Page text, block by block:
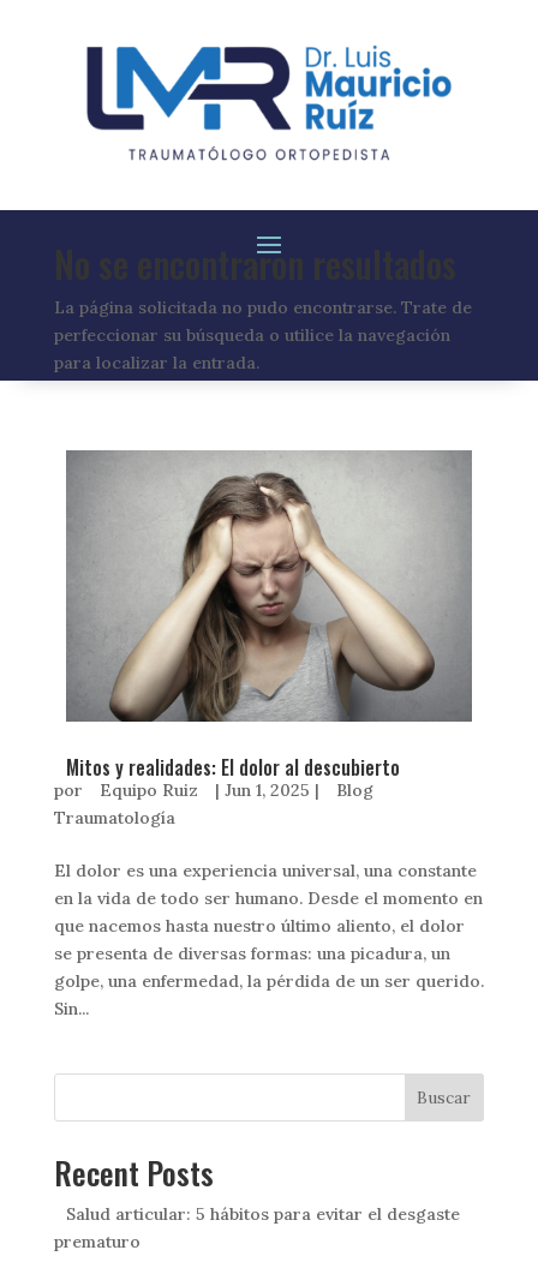
No se encontraron resultados
La página solicitada no pudo encontrarse. Trate de
perfeccionar su búsqueda o utilice la navegación
para localizar la entrada.
Mitos y realidades: El dolor al descubierto
por Equipo Ruiz | Jun 1, 2025 |
Blog
Traumatología
El dolor es una experiencia universal, una constante
en la vida de todo ser humano. Desde el momento en
que nacemos hasta nuestro último aliento, el dolor
se presenta de diversas formas: una picadura, un
golpe, una enfermedad, la pérdida de un ser querido.
Sin...
Buscar
Recent Posts
Salud articular: 5 hábitos para evitar el desgaste
prematuro